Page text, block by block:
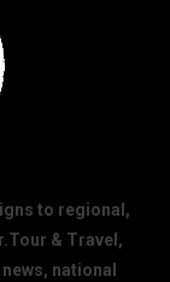
to regional,
& Travel,
national